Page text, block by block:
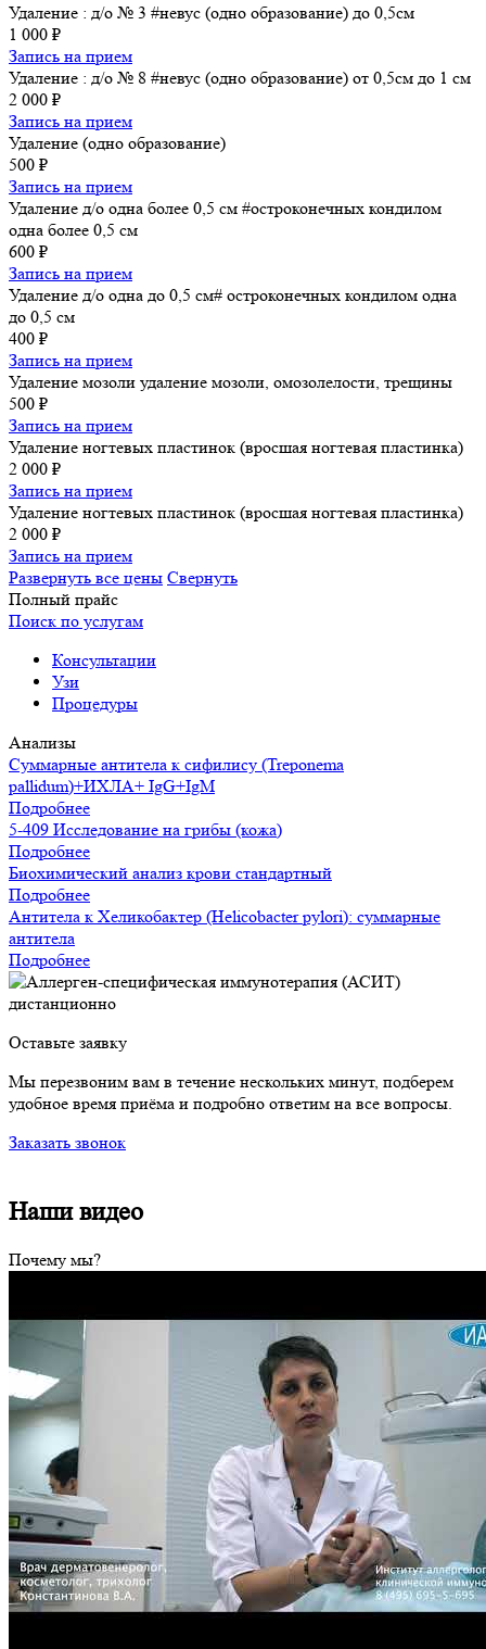
Удаление : д/о № 3 #невус (одно образование) до 0,5см
1 000 ₽
Запись на прием
Удаление : д/о № 8 #невус (одно образование) от 0,5см до 1 см
2 000 ₽
Запись на прием
Удаление (одно образование)
500 ₽
Запись на прием
Удаление д/о одна более 0,5 см #остроконечных кондилом
одна более 0,5 см
600 ₽
Запись на прием
Удаление д/о одна до 0,5 см# остроконечных кондилом одна
до 0,5 см
400 ₽
Запись на прием
Удаление мозоли удаление мозоли, омозолелости, трещины
500 ₽
Запись на прием
Удаление ногтевых пластинок (вросшая ногтевая пластинка)
2 000 ₽
Запись на прием
Удаление ногтевых пластинок (вросшая ногтевая пластинка)
2 000 ₽
Запись на прием
Развернуть все цены Свернуть
Полный прайс
Поиск по услугам
Консультации
Узи
Процедуры
Анализы
Суммарные антитела к сифилису (Treponema
pallidum)+ИХЛА+ IgG+IgM
Подробнее
5-409 Исследование на грибы (кожа)
Подробнее
Биохимический анализ крови стандартный
Подробнее
Антитела к Хеликобактер (Helicobacter pylori): суммарные
антитела
Подробнее
Оставьте заявку
Мы перезвоним вам в течение нескольких минут, подберем
удобное время приёма и подробно ответим на все вопросы.
Заказать звонок
Наши видео
Почему мы?